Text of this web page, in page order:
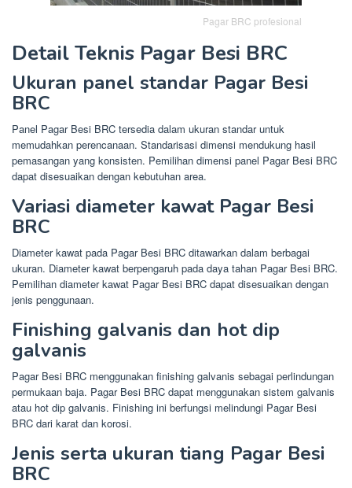
Pagar BRC profesional
Detail Teknis Pagar Besi BRC
Ukuran panel standar Pagar Besi
BRC
Panel Pagar Besi BRC tersedia dalam ukuran standar untuk
memudahkan perencanaan. Standarisasi dimensi mendukung hasil
pemasangan yang konsisten. Pemilihan dimensi panel Pagar Besi BRC
dapat disesuaikan dengan kebutuhan area.
Variasi diameter kawat Pagar Besi
BRC
Diameter kawat pada Pagar Besi BRC ditawarkan dalam berbagai
ukuran. Diameter kawat berpengaruh pada daya tahan Pagar Besi BRC.
Pemilihan diameter kawat Pagar Besi BRC dapat disesuaikan dengan
jenis penggunaan.
Finishing galvanis dan hot dip
galvanis
Pagar Besi BRC menggunakan finishing galvanis sebagai perlindungan
permukaan baja. Pagar Besi BRC dapat menggunakan sistem galvanis
atau hot dip galvanis. Finishing ini berfungsi melindungi Pagar Besi
BRC dari karat dan korosi.
Jenis serta ukuran tiang Pagar Besi
BRC